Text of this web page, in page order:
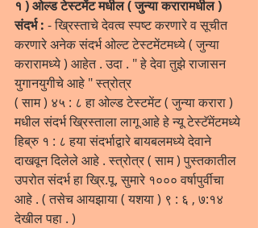
१ ) ओल्ड टेस्टमेंट मधील ( जुन्या करारामधील )
संदर्भ : - ख्रिस्ताचे देवत्व स्पष्ट करणारे व सूचीत
करणारे अनेक संदर्भ ओल्ट टेस्टमेंटमध्ये ( जुन्या
करारामध्ये ) आहेत . उदा . " हे देवा तुझे राजासन
युगानयुगीचे आहे " स्त्रोत्र
( साम ) ४५ : ८ हा ओल्ड टेस्टमेंट ( जुन्या करारा )
मधील संदर्भ ख्रिस्ताला लागू आहे हे न्यू टेस्टॅमेंटमध्ये
हिब्रु १ : ८ हया संदर्भाद्वारे बायबलमध्ये देवाने
दाखवून दिलेले आहे . स्त्रोत्र ( साम ) पुस्तकातील
उपरोत संदर्भ हा ख्रि.पू. सुमारे १००० वर्षापुर्वीचा
आहे . ( तसेच आयझाया ( यशया ) ९ : ६ , ७:१४
देखील पहा . )